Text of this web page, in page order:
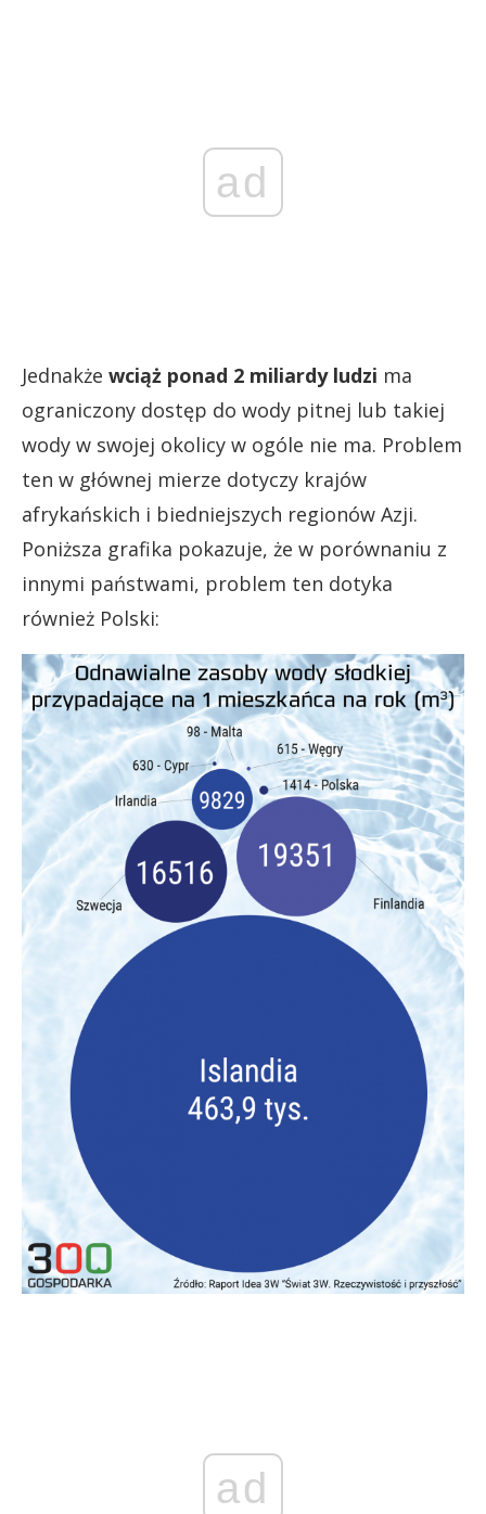
ad
Jednakże wciąż ponad 2 miliardy ludzi ma
ograniczony dostęp do wody pitnej lub takiej
wody w swojej okolicy w ogóle nie ma. Problem
ten w głównej mierze dotyczy krajów
afrykańskich i biedniejszych regionów Azji.
Poniższa grafika pokazuje, że w porównaniu z
innymi państwami, problem ten dotyka
również Polski:
ad